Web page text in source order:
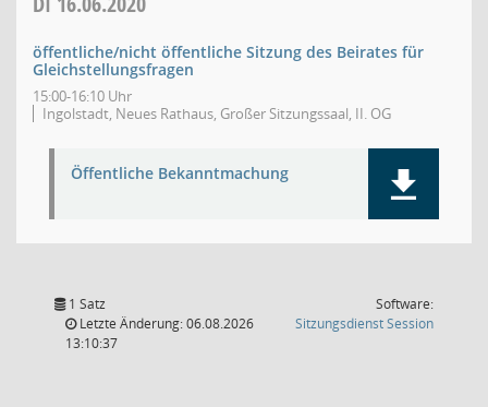
öffentliche/nicht öffentliche Sitzung des Beirates für
Gleichstellungsfragen
15:00-16:10 Uhr
Ingolstadt, Neues Rathaus, Großer Sitzungssaal, II. OG
Öffentliche Bekanntmachung
1 Satz
Letzte Änderung: 06.08.2026
13:10:37
Software:
SitzungsdienstSession(Wird in